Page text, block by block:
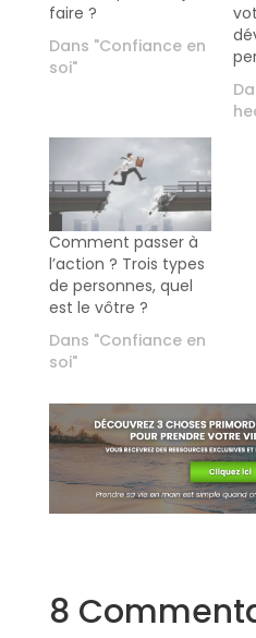
faire ?
Dans "Confiance en
soi"
Comment passer à
l’action ? Trois types
de personnes, quel
est le vôtre ?
Dans "Confiance en
soi"
8